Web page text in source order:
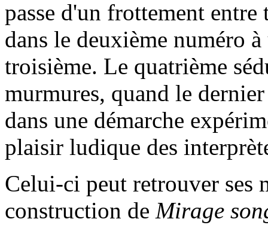
passe d'un frottement
dans le deuxième numéro
troisième. Le quatrième
murmures, quand le
dans une démarche
plaisir ludique des
Celui-ci peut retrouver ses
construction de Mirage